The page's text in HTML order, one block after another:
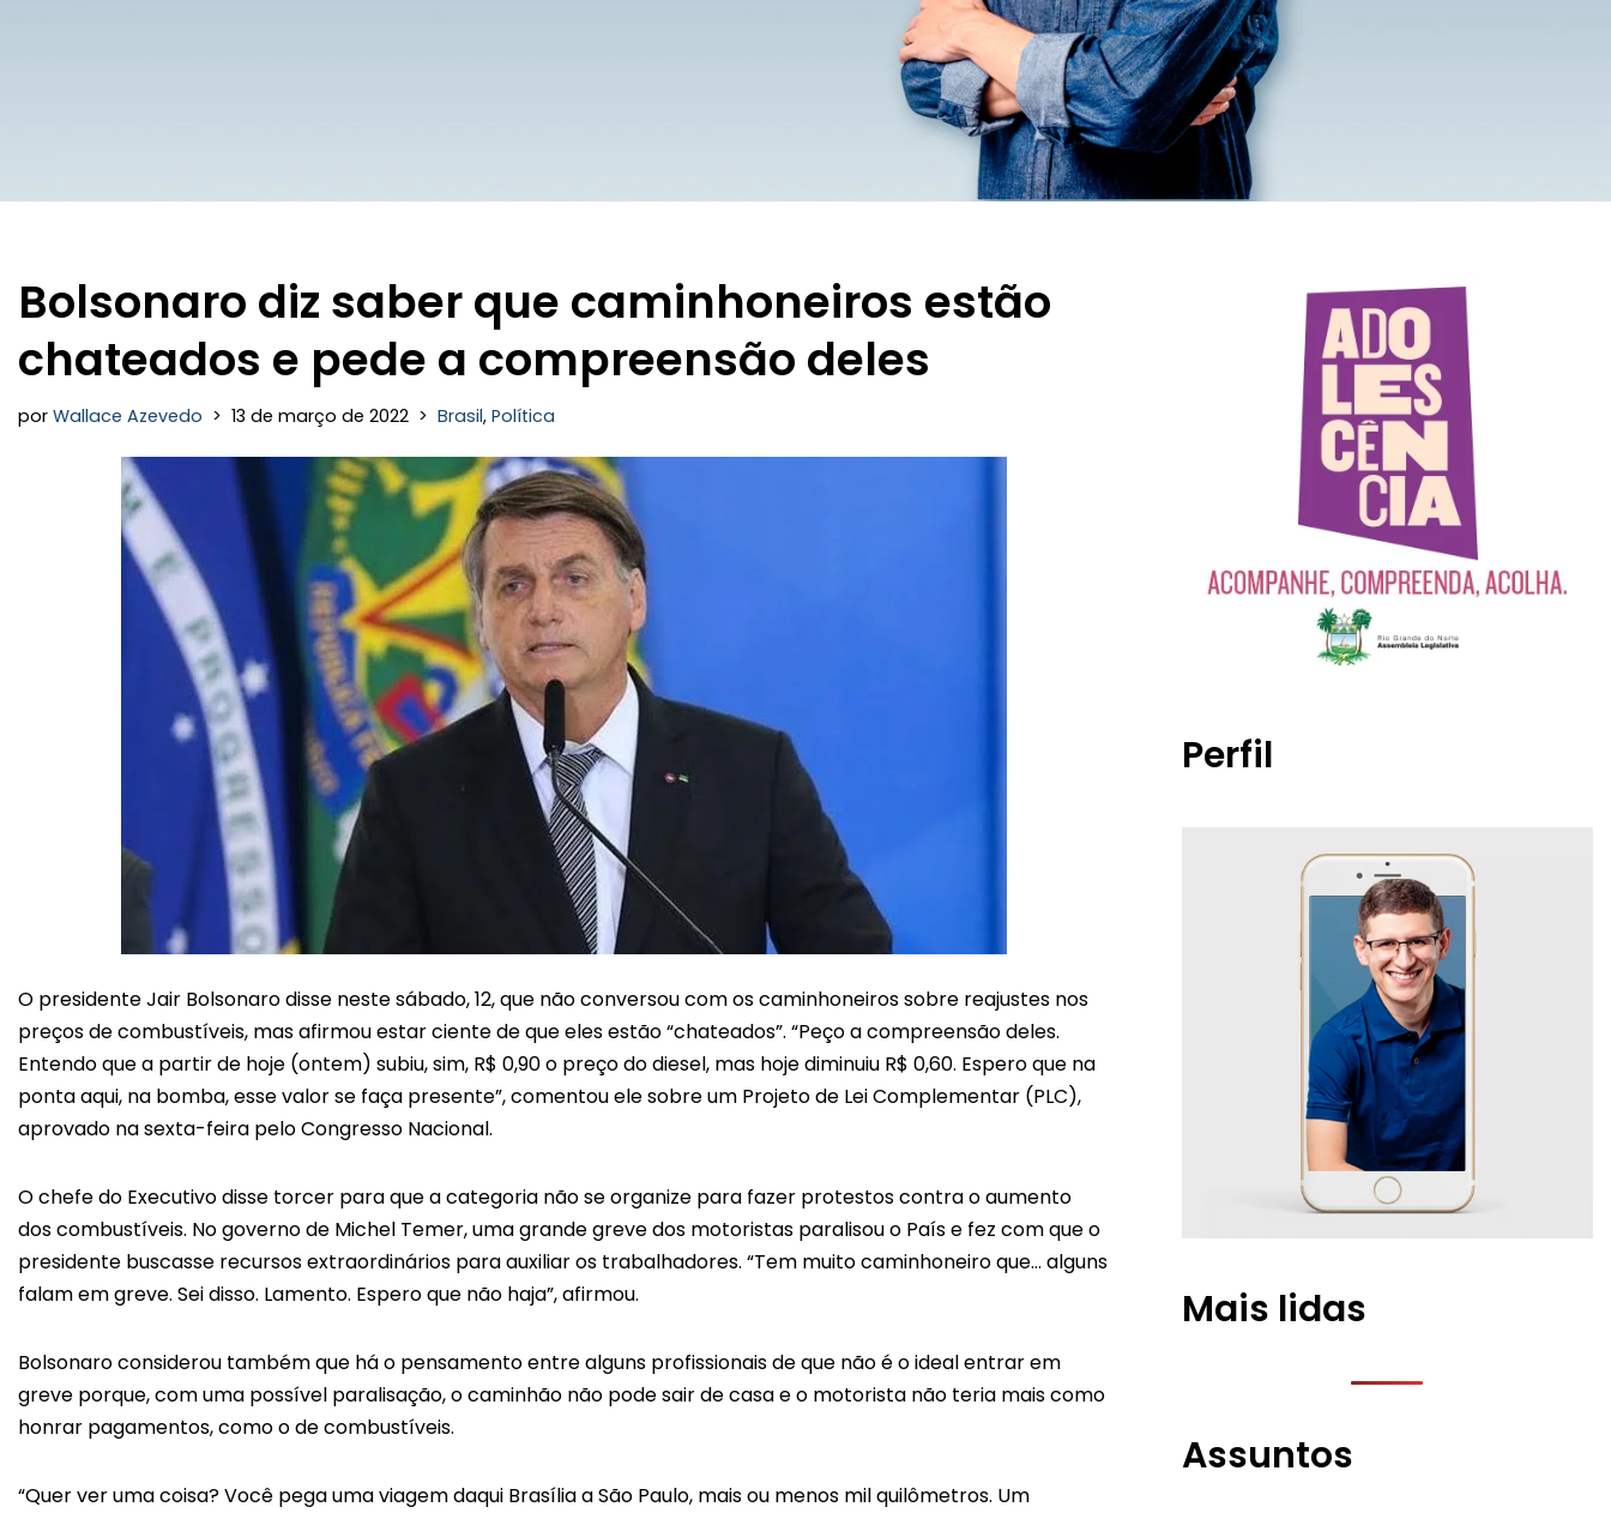
Bolsonaro diz saber que caminhoneiros estão
chateados e pede a compreensão deles
por Wallace Azevedo 13 de março de 2022 Brasil, Política
O presidente Jair Bolsonaro disse neste sábado, 12, que não conversou com os caminhoneiros sobre reajustes nos
preços de combustíveis, mas afirmou estar ciente de que eles estão “chateados”. “Peço a compreensão deles.
Entendo que a partir de hoje (ontem) subiu, sim, R$ 0,90 o preço do diesel, mas hoje diminuiu R$ 0,60. Espero que na
ponta aqui, na bomba, esse valor se faça presente”, comentou ele sobre um Projeto de Lei Complementar (PLC),
aprovado na sexta-feira pelo Congresso Nacional.
O chefe do Executivo disse torcer para que a categoria não se organize para fazer protestos contra o aumento
dos combustíveis. No governo de Michel Temer, uma grande greve dos motoristas paralisou o País e fez com que o
presidente buscasse recursos extraordinários para auxiliar os trabalhadores. “Tem muito caminhoneiro que… alguns
falam em greve. Sei disso. Lamento. Espero que não haja”, afirmou.
Bolsonaro considerou também que há o pensamento entre alguns profissionais de que não é o ideal entrar em
greve porque, com uma possível paralisação, o caminhão não pode sair de casa e o motorista não teria mais como
honrar pagamentos, como o de combustíveis.
“Quer ver uma coisa? Você pega uma viagem daqui Brasília a São Paulo, mais ou menos mil quilômetros. Um
Perfil
Mais lidas
Assuntos